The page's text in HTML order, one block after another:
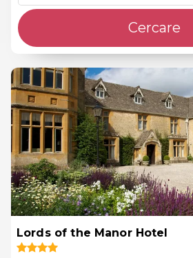
Cercare
Lords of the Manor Hotel